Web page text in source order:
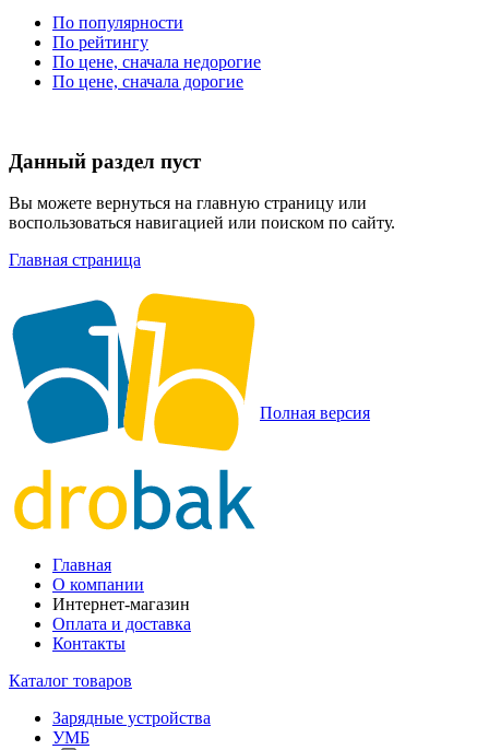
По популярности
По рейтингу
По цене, сначала недорогие
По цене, сначала дорогие
Данный раздел пуст
Вы можете вернуться на главную страницу или
воспользоваться навигацией или поиском по сайту.
Главная страница
Полная версия
Главная
О компании
Интернет-магазин
Оплата и доставка
Контакты
Каталог товаров
Зарядные устройства
УМБ